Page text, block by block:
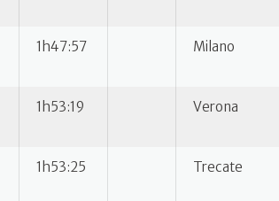
1h47:57 Milano
1h53:19 Verona
1h53:25 Trecate